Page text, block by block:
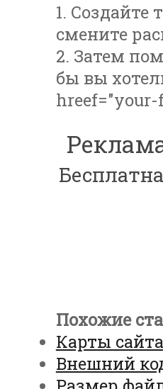
1. Создайте
смените
2. Затем
бы вы
hreef="your-
Похожие
Карты
Внешний